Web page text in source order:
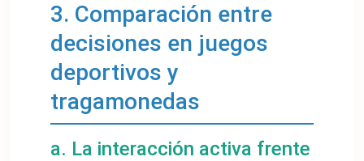
3. Comparación entre
decisiones en juegos
deportivos y
tragamonedas
a. La interacción activa frente